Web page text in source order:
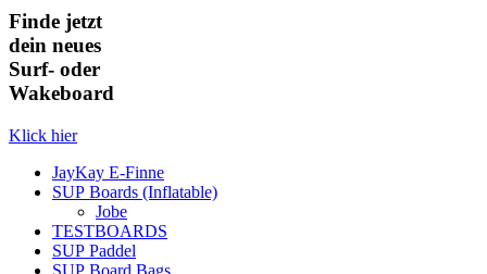
Finde jetzt
dein neues
Surf- oder
Wakeboard
Klick hier
JayKay E-Finne
SUP Boards (Inflatable)
Jobe
TESTBOARDS
SUP Paddel